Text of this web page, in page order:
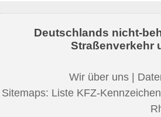
Deutschlands nicht-
Straßenverkehr
Wir über uns
Sitemaps: Liste KFZ-Kennzeichen